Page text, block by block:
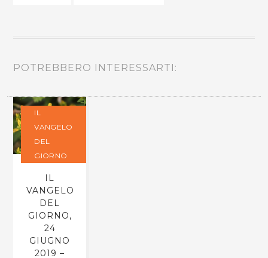
POTREBBERO INTERESSARTI:
IL
VANGELO
DEL
GIORNO
IL
VANGELO
DEL
GIORNO,
24
GIUGNO
2019 –